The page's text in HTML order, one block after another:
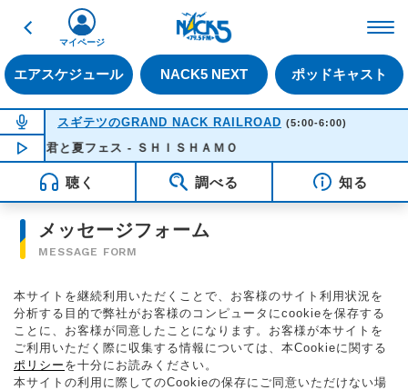
戻る
エアスケジュール NACK5 NEXT ポッドキャスト
マイページ
NOW ON AIR
スギテツのGRAND NACK RAILROAD (5:00-6:00)
NOW PLAYING 05:05
君と夏フェス - ＳＨＩＳＨＡＭＯ
聴く 調べる 知る
メッセージフォーム
MESSAGE FORM
本サイトを継続利用いただくことで、お客様のサイト利用状況を
分析する目的で弊社がお客様のコンピュータにcookieを保存する
ことに、お客様が同意したことになります。お客様が本サイトを
ご利用いただく際に収集する情報については、本Cookieに関する
ポリシー を十分にお読みください。
本サイトの利用に際してのCookieの保存にご同意いただけない場